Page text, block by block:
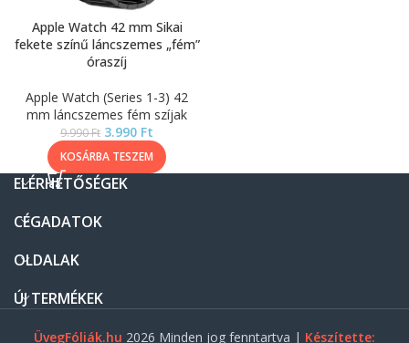
Apple Watch 42 mm Sikai
fekete színű láncszemes „fém”
óraszíj
Apple Watch (Series 1-3) 42
mm láncszemes fém szíjak
9.990Ft 3.990 Ft
KOSÁRBA TESZEM
ELÉRHETŐSÉGEK
CÉGADATOK
OLDALAK
ÚJ TERMÉKEK
ÜvegFóliák.hu 2026 Minden jog fenntartva | Készítette: